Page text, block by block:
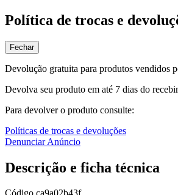
Política de trocas e
Fechar
Devolução gratuita para produtos vendidos
Devolva seu produto em até 7 dias do
Para devolver o produto consulte:
Políticas de trocas e devoluções
Denunciar Anúncio
Descrição e ficha técnica